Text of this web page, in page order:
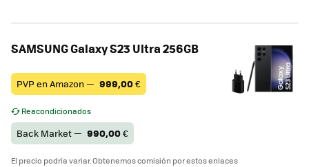
SAMSUNG Galaxy S23 Ultra 256GB
PVP en Amazon — 999,00€
Reacondicionados
Back Market — 990,00€
El precio podría variar. Obtenemos comisión por estos enlaces